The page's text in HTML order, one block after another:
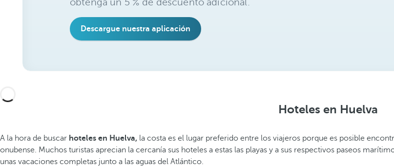
Descargue nuestra aplicación
Hoteles en Huelva
A la hora de buscar hoteles en Huelva, la costa es el lugar preferido entre los viajeros porque es posible
onubense. Muchos turistas aprecian la cercanía sus hoteles a estas las playas y a sus respectivos paseos
unas vacaciones completas junto a las aguas del Atlántico.